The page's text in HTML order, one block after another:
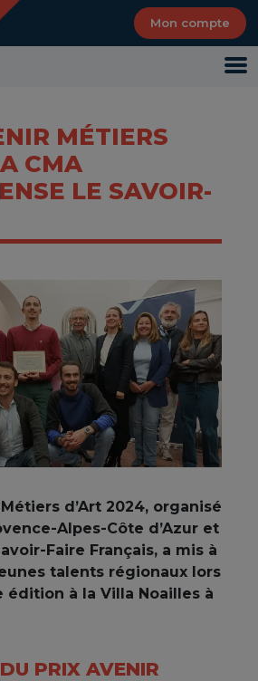
Mon compte
MÉTIERS
CMA
LE SAVOIR-
d’Art 2024, organisé
Alpes-Côte d’Azur et
Faire Français, a mis à
talents régionaux lors
édition à la Villa Noailles à
PRIX AVENIR
cookies